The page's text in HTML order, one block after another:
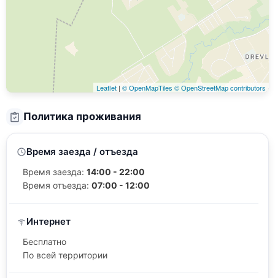
Leaflet | © OpenMapTiles © OpenStreetMap contributors
Политика проживания
Время заезда / отъезда
Время заезда: 14:00 - 22:00
Время отъезда: 07:00 - 12:00
Интернет
Бесплатно
По всей территории